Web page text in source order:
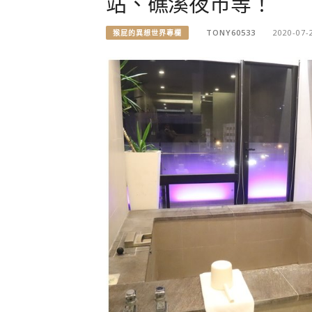
猴屁的異想世界專欄 TONY60533 2020-07-